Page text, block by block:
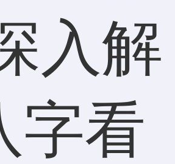
入解
字看